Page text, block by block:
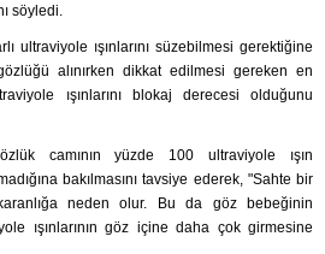
söyledi.
ultraviyole ışınlarını süzebilmesi gerektiğine
alınırken dikkat edilmesi gereken en
ışınlarını blokaj derecesi olduğunu
camının yüzde 100 ultraviyole ışın
bakılmasını tavsiye ederek, "Sahte bir
neden olur. Bu da göz bebeğinin
ışınlarının göz içine daha çok girmesine